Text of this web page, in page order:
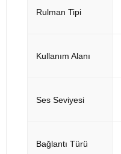
Rulman Tipi
Kullanım Alanı
Ses Seviyesi
Bağlantı Türü